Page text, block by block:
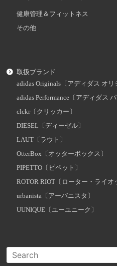
健康管理＆フィットネス
その他
取扱ブランド
adidas Originals〔アディダス オリ
adidas Performance〔アディダス
clckr〔クリッカー〕
DIESEL〔ディーゼル〕
LAUT〔ラウト〕
OtterBox〔オッターボックス〕
PIPETTO〔ピペット〕
ROTOR RIOT〔ローター・ライオ
urbanista〔アーバニスタ〕
UUNIQUE〔ユーユニーク〕